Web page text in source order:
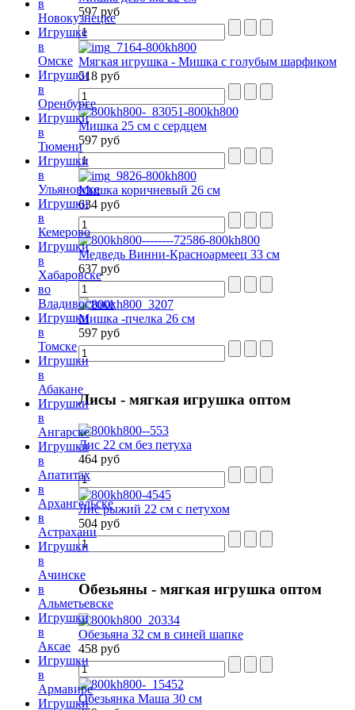
597 руб
Мягкая игрушка - Мишка с голубым шарфиком
518 руб
Мишка 25 см с сердцем
597 руб
Мишка коричневый 26 см
634 руб
Медведь Винни-Красноармеец 33 см
637 руб
Мишка -пчелка 26 см
597 руб
Лисы- мягкая игрушка оптом
Лис 22 см без петуха
464 руб
Лис рыжий 22 см с петухом
504 руб
Обезьяны- мягкая игрушка оптом
Обезьяна 32 см в синей шапке
458 руб
Обезьянка Маша 30 см
в
Новокузнецке
Игрушке
в
Омске
Игрушки
в
Оренбурге
Игрушки
в
Тюмени
Игрушки
в
Ульяновске
Игрушки
в
Кемерово
Игрушки
в
Хабаровске
во
Владивостоке
Игрушки
в
Томске
Игрушки
в
Абакане
Игрушки
в
Ангарске
Игрушки
в
Апатитах
в
Архангельске
в
Астрахани
Игрушки
в
Ачинске
в
Альметьевске
Игрушки
в
Аксае
Игрушки
в
Армавире
Игрушки